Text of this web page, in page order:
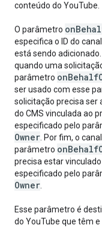
conteúdo do YouTube.
O parâmetro on
especifica o ID do
está sendo
quando uma
parâmetro onBehalf
ser usado com esse
solicitação precisa ser
do CMS vinculada ao
especificado pelo
Owner . Por fim, o
parâmetro onBehalf
precisa estar
especificado pelo
Owner
Esse parâmetro é
do YouTube que têm